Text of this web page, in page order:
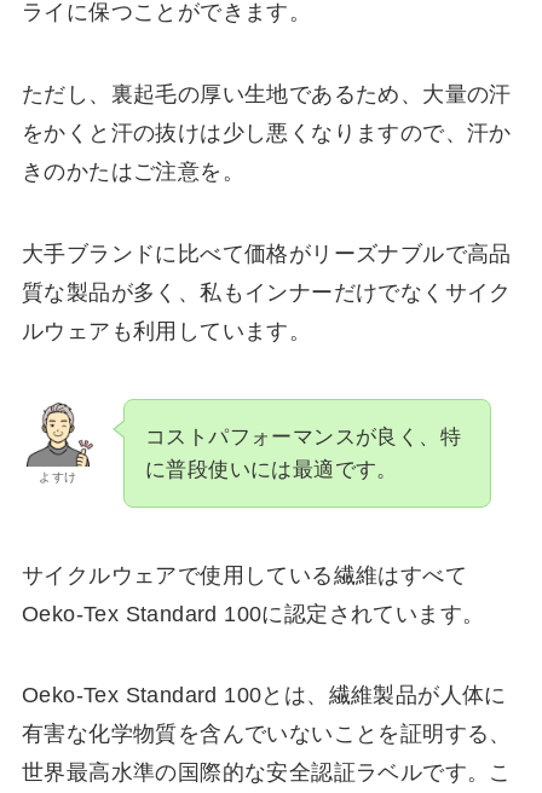
ライに保つことができます。
ただし、裏起毛の厚い生地であるため、大量の汗
をかくと汗の抜けは少し悪くなりますので、汗か
きのかたはご注意を。
大手ブランドに比べて価格がリーズナブルで高品
質な製品が多く、私もインナーだけでなくサイク
ルウェアも利用しています。
よすけ
コストパフォーマンスが良く、特
に普段使いには最適です。
サイクルウェアで使用している繊維はすべて
Oeko-Tex Standard 100に認定されています。
Oeko-Tex Standard 100とは、繊維製品が人体に
有害な化学物質を含んでいないことを証明する、
世界最高水準の国際的な安全認証ラベルです。こ